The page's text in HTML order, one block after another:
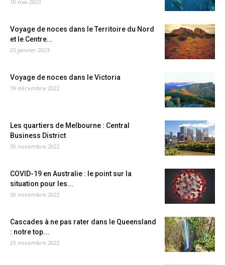
10 mai 2023
Voyage de noces dans le Territoire du Nord
et le Centre...
25 janvier 2023
Voyage de noces dans le Victoria
19 décembre 2022
Les quartiers de Melbourne : Central
Business District
30 novembre 2022
COVID-19 en Australie : le point sur la
situation pour les...
30 novembre 2022
Cascades à ne pas rater dans le Queensland
: notre top...
23 novembre 2022